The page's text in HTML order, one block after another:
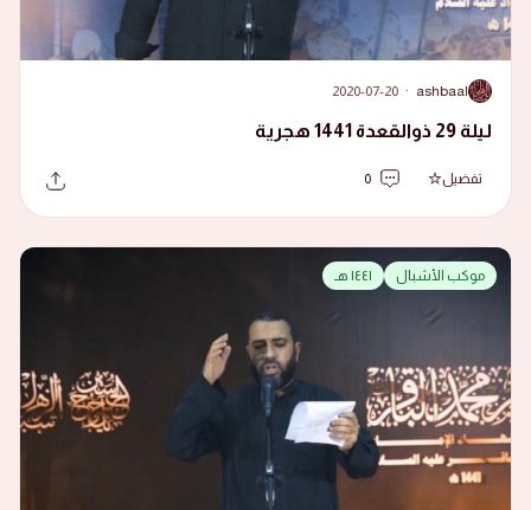
A
ashbaal
·
2020-07-20
ليلة 29 ذوالقعدة 1441 هجرية
تفضيل 0
موكب الأشبال ١٤٤١ هـ